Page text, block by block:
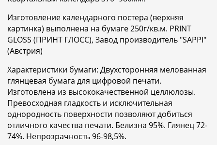
Изготовление календарного постера (верхняя
картинка) выполнена на бумаге 250г/кв.м. PRINT
GLOSS (ПРИНТ ГЛОСС), Завод производитель "SAPPI"
(Австрия)
Характеристики бумаги: Двухсторонняя мелованная
глянцевая бумага для цифровой печати.
Изготовлена из высококачественной целлюлозы.
Превосходная гладкость и исключительная
однородность поверхности позволяют добиться
отличного качества печати. Белизна 95%. Глянец 72-
74%. Непрозрачность 96-98,5%.